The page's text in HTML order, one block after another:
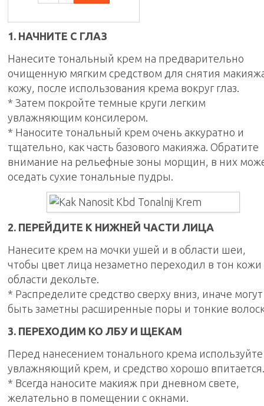
1. НАЧНИТЕ С ГЛАЗ
Нанесите тональный крем на предварительно
очищенную мягким средством для снятия
кожу, после использования крема вокруг глаз.
* Затем покройте темные круги легким
увлажняющим консилером.
* Наносите тональный крем очень аккуратно и
тщательно, как часть базового макияжа. Обратите
внимание на рельефные зоны морщин, в них
оседать сухие тональные пудры.
2. ПЕРЕЙДИТЕ К НИЖНЕЙ ЧАСТИ ЛИЦА
Нанесите крем на мочки ушей и в области шеи,
чтобы цвет лица незаметно переходил в тон кожи
области декольте.
* Распределите средство сверху вниз, иначе могут
быть заметны расширенные поры и тонкие
3. ПЕРЕХОДИМ КО ЛБУ И ЩЕКАМ
Перед нанесением тонального крема используйте
увлажняющий крем, и средство хорошо впитается.
* Всегда наносите макияж при дневном свете,
желательно в помещении с окнами.